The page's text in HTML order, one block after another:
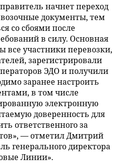
начнет переход
документы, тем
со сбоями после
в силу. Основная
все участники перевозки,
зарегистрировали
ЭДО и получили
заранее настроить
в том числе
электронную
доверенность для
ответственного за
— отметил Дмитрий
генерального директора
Линии».